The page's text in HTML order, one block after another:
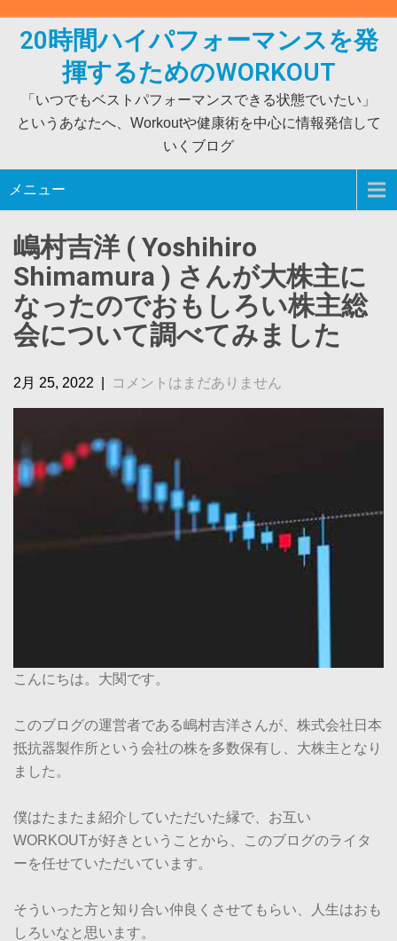
20時間ハイパフォーマンスを発
揮するためのWORKOUT
「いつでもベストパフォーマンスできる状態でいたい」
というあなたへ、Workoutや健康術を中心に情報発信して
いくブログ
メニュー
嶋村吉洋 ( Yoshihiro
Shimamura ) さんが大株主に
なったのでおもしろい株主総
会について調べてみました
2月 25, 2022 コメントはまだありません
こんにちは。大関です。
このブログの運営者である嶋村吉洋さんが、株式会社日本
抵抗器製作所という会社の株を多数保有し、大株主となり
ました。
僕はたまたま紹介していただいた縁で、お互い
WORKOUTが好きということから、このブログのライタ
ーを任せていただいています。
そういった方と知り合い仲良くさせてもらい、人生はおも
しろいなと思います。